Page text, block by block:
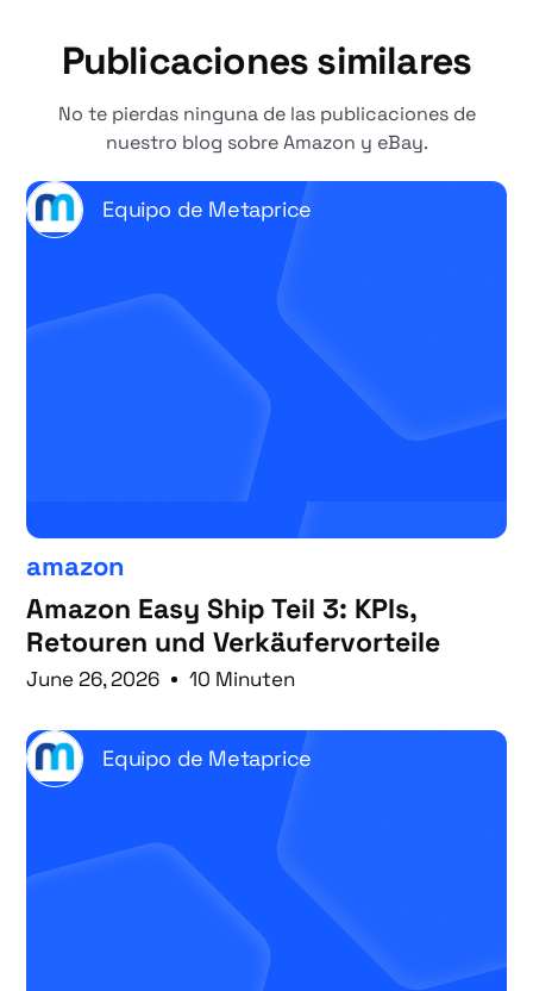
Publicaciones similares
No te pierdas ninguna de las publicaciones de
nuestro blog sobre Amazon y eBay.
Equipo de Metaprice
amazon
Amazon Easy Ship Teil 3: KPIs,
Retouren und Verkäufervorteile
June 26, 2026 10 Minuten
Equipo de Metaprice